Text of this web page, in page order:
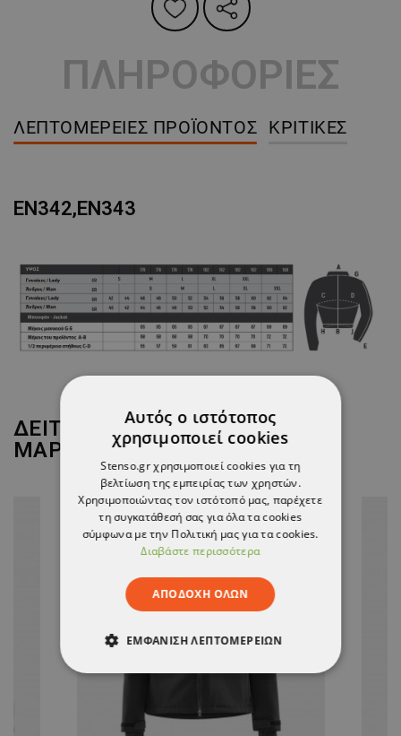
ΠΛΗΡΟΦΟΡΙΕΣ
ΛΕΠΤΟΜΈΡΕΙΕΣ ΠΡΟΪΌΝΤΟΣ ΚΡΙΤΙΚΈΣ
EN342,EN343
ΔΕΙΤΕ ΠΕΡΙΣΣΟΤΕΡΑ ΑΠΟ ΤΗ
ΜΑΡΚΑ
FRISTADS
Αυτός ο ιστότοπος
χρησιμοποιεί cookies
Stenso.gr χρησιμοποιεί cookies για τη
βελτίωση της εμπειρίας των χρηστών.
Χρησιμοποιώντας τον ιστότοπό μας, παρέχετε
τη συγκατάθεσή σας για όλα τα cookies
σύμφωνα με την Πολιτική μας για τα cookies.
Διαβάστε περισσότερα
ΑΠΟΔΟΧΉ ΌΛΩΝ
ΕΜΦΆΝΙΣΗ ΛΕΠΤΟΜΕΡΕΙΏΝ
ΑΠΟΛΎΤΩΣ ΑΠΑΡΑΊΤΗΤΑ
ΑΠΌΔΟΣΗΣ ΣΤΌΧΕΥΣΗΣ